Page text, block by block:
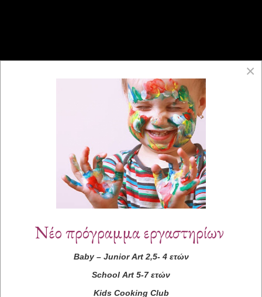
×
Νέο πρόγραμμα εργαστηρίων
Baby– Junior Art2,5- 4 ετών
School Art 5-7 ετών
Kids Cooking Club